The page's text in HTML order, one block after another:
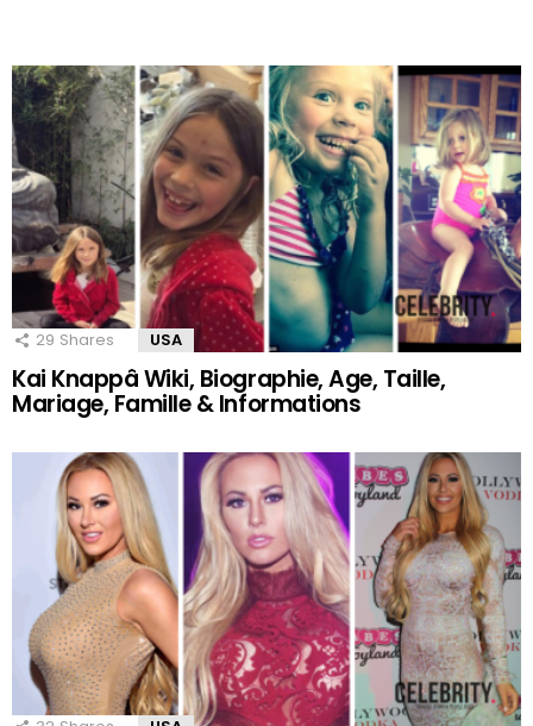
29 Shares USA
Kai Knappâ Wiki, Biographie, Age, Taille,
Mariage, Famille & Informations